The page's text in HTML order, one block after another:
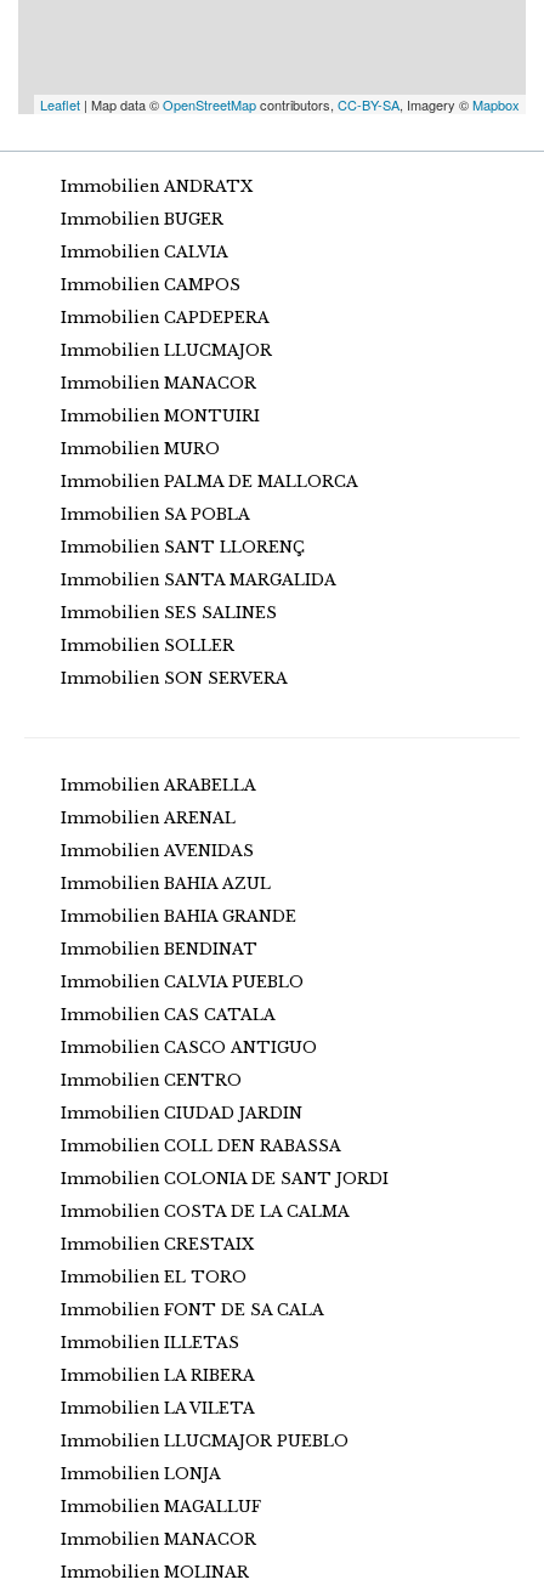
Leaflet | Map data ©OpenStreetMapcontributors, CC-BY-SA, Imagery ©Mapbox
Immobilien ANDRATX
Immobilien BUGER
Immobilien CALVIA
Immobilien CAMPOS
Immobilien CAPDEPERA
Immobilien LLUCMAJOR
Immobilien MANACOR
Immobilien MONTUIRI
Immobilien MURO
Immobilien PALMA DE MALLORCA
Immobilien SA POBLA
Immobilien SANT LLORENÇ
Immobilien SANTA MARGALIDA
Immobilien SES SALINES
Immobilien SOLLER
Immobilien SON SERVERA
Immobilien ARABELLA
Immobilien ARENAL
Immobilien AVENIDAS
Immobilien BAHIA AZUL
Immobilien BAHIA GRANDE
Immobilien BENDINAT
Immobilien CALVIA PUEBLO
Immobilien CAS CATALA
Immobilien CASCO ANTIGUO
Immobilien CENTRO
Immobilien CIUDAD JARDIN
Immobilien COLL DEN RABASSA
Immobilien COLONIA DE SANT JORDI
Immobilien COSTA DE LA CALMA
Immobilien CRESTAIX
Immobilien EL TORO
Immobilien FONT DE SA CALA
Immobilien ILLETAS
Immobilien LA RIBERA
Immobilien LA VILETA
Immobilien LLUCMAJOR PUEBLO
Immobilien LONJA
Immobilien MAGALLUF
Immobilien MANACOR
Immobilien MOLINAR